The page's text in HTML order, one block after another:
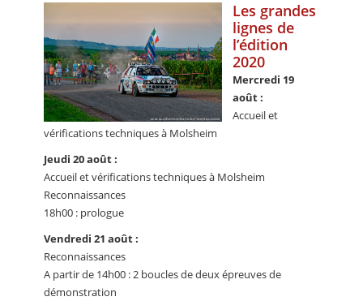
Les grandes
lignes de
l’édition
2020
Mercredi 19
août :
Accueil et
vérifications techniques à Molsheim
Jeudi 20 août :
Accueil et vérifications techniques à Molsheim
Reconnaissances
18h00 : prologue
Vendredi 21 août :
Reconnaissances
A partir de 14h00 : 2 boucles de deux épreuves de
démonstration